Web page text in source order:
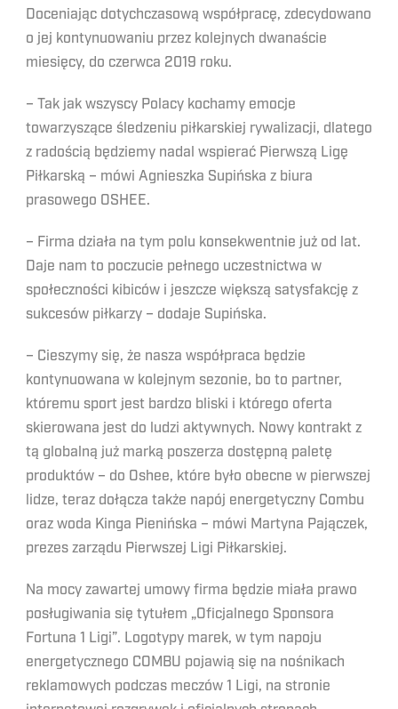
Doceniając dotychczasową współpracę, zdecydowano
o jej kontynuowaniu przez kolejnych dwanaście
miesięcy, do czerwca 2019 roku.
– Tak jak wszyscy Polacy kochamy emocje
towarzyszące śledzeniu piłkarskiej rywalizacji, dlatego
z radością będziemy nadal wspierać Pierwszą Ligę
Piłkarską – mówi Agnieszka Supińska z biura
prasowego OSHEE.
– Firma działa na tym polu konsekwentnie już od lat.
Daje nam to poczucie pełnego uczestnictwa w
społeczności kibiców i jeszcze większą satysfakcję z
sukcesów piłkarzy – dodaje Supińska.
– Cieszymy się, że nasza współpraca będzie
kontynuowana w kolejnym sezonie, bo to partner,
któremu sport jest bardzo bliski i którego oferta
skierowana jest do ludzi aktywnych. Nowy kontrakt z
tą globalną już marką poszerza dostępną paletę
produktów – do Oshee, które było obecne w pierwszej
lidze, teraz dołącza także napój energetyczny Combu
oraz woda Kinga Pienińska – mówi Martyna Pajączek,
prezes zarządu Pierwszej Ligi Piłkarskiej.
Na mocy zawartej umowy firma będzie miała prawo
posługiwania się tytułem „Oficjalnego Sponsora
Fortuna 1 Ligi”. Logotypy marek, w tym napoju
energetycznego COMBU pojawią się na nośnikach
reklamowych podczas meczów 1 Ligi, na stronie